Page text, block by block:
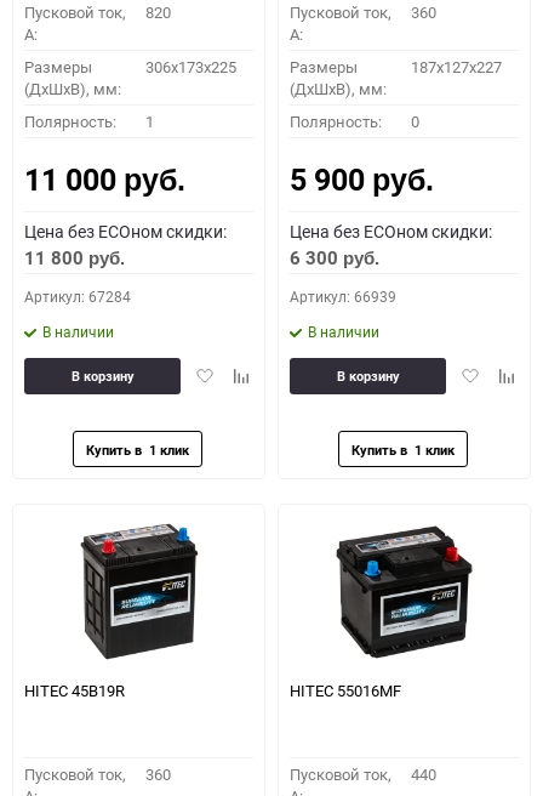
Пусковой ток,
A:
820
Размеры
(ДхШхВ), мм:
306x173x225
Полярность: 1
11 000 руб.
Цена без ECOном скидки:
11 800 руб.
Артикул: 67284
В наличии
ДобавитьДобавить
В корзину
Пусковой ток,
A:
360
Размеры
(ДхШхВ), мм:
187x127x227
Полярность: 0
5 900 руб.
Цена без ECOном скидки:
6 300 руб.
Артикул: 66939
В наличии
Добавить
В корзину
HITEC 45B19R
Пусковой ток,
360
HITEC 55016MF
Пусковой ток,
440